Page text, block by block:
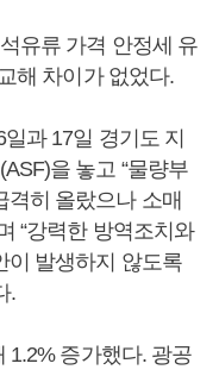
유류 가격 안정세 유
해 차이가 없었다.
과 17일 경기도 지
을 놓고 “물량부
히 올랐으나 소매
“강력한 방역조치와
이 발생하지 않도록
.
1.2% 증가했다. 광공